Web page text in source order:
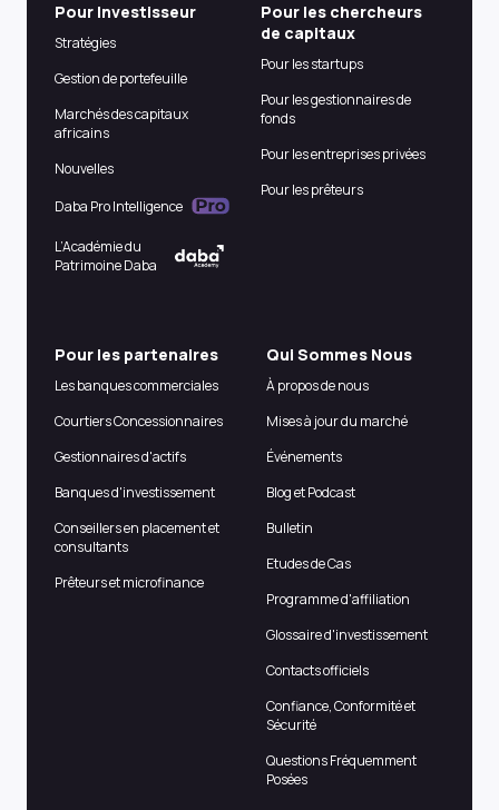
Pour Investisseur
Stratégies
Gestion de portefeuille
Marchés des capitaux
africains
Nouvelles
Daba Pro Intelligence
L’Académie du
Patrimoine Daba
Pour les chercheurs
de capitaux
Pour les startups
Pour les gestionnaires de
fonds
Pour les entreprises privées
Pour les prêteurs
Pour les partenaires
Les banques commerciales
Courtiers Concessionnaires
Gestionnaires d'actifs
Banques d'investissement
Conseillers en placement et
consultants
Prêteurs et microfinance
Qui Sommes Nous
À propos de nous
Mises à jour du marché
Événements
Blog et Podcast
Bulletin
Etudes de Cas
Programme d'affiliation
Glossaire d'investissement
Contacts officiels
Confiance, Conformité et
Sécurité
Questions Fréquemment
Posées